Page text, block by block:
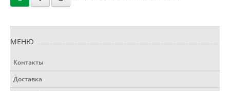
МЕНЮ
Контакты
Доставка